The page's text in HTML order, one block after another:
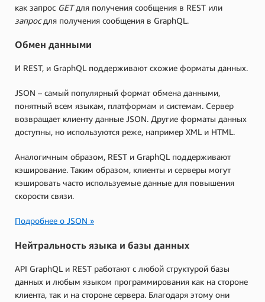
как запрос GETдля получения сообщения в REST или
запросдля получения сообщения в GraphQL.
Обмен данными
И REST, и GraphQL поддерживают схожие форматы данных.
JSON – самый популярный формат обмена данными,
понятный всем языкам, платформам и системам. Сервер
возвращает клиенту данные JSON. Другие форматы данных
доступны, но используются реже, например XML и HTML.
Аналогичным образом, REST и GraphQL поддерживают
кэширование. Таким образом, клиенты и серверы могут
кэшировать часто используемые данные для повышения
скорости связи.
Подробнее о JSON »
Нейтральность языка и базы данных
API GraphQL и REST работают с любой структурой базы
данных и любым языком программирования как на стороне
клиента, так и на стороне сервера. Благодаря этому они